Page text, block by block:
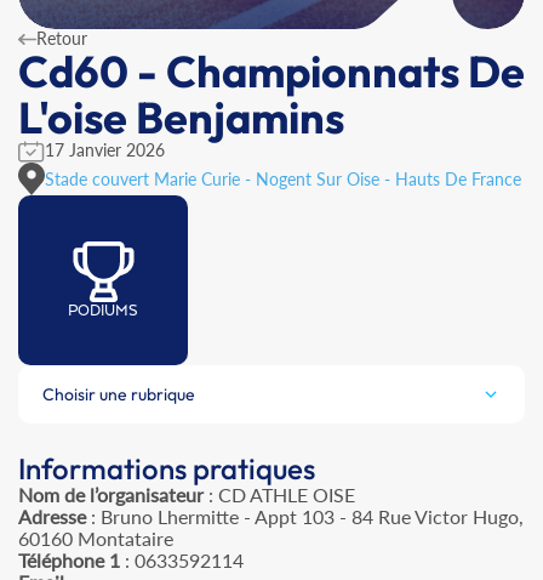
Retour
Cd60 - Championnats De
L'oise Benjamins
17 Janvier 2026
Stade couvert Marie Curie - Nogent Sur Oise - Hauts De France
PODIUMS
Choisir une rubrique
Informations pratiques
Nom de l’organisateur: CD ATHLE OISE
Adresse: Bruno Lhermitte - Appt 103 - 84 Rue Victor Hugo,
60160 Montataire
Téléphone 1 : 0633592114